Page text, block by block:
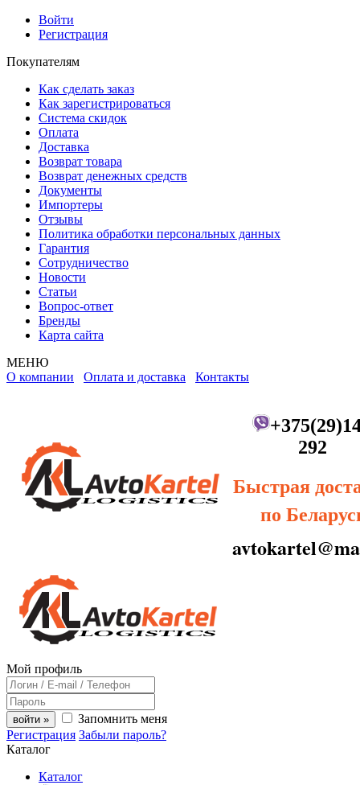
Войти
Регистрация
Покупателям
Как сделать заказ
Как зарегистрироваться
Система скидок
Оплата
Доставка
Возврат товара
Возврат денежных средств
Документы
Импортеры
Отзывы
Политика обработки персональных данных
Гарантия
Сотрудничество
Новости
Статьи
Вопрос-ответ
Бренды
Карта сайта
МЕНЮ
О компании Оплата и доставка Контакты
292
Быстрая
по
Мой профиль
войти »
Запомнить меня
Регистрация Забыли пароль?
Каталог
Каталог